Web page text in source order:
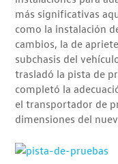
más significativas
como la instalación
cambios, la de
subchasis del
trasladó la pista de
completó la
el transportador de
dimensiones del